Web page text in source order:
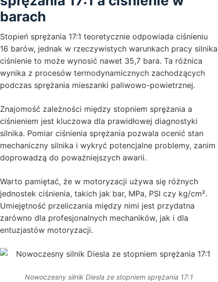
barach
Stopień sprężania 17:1 teoretycznie odpowiada ciśnieniu
16 barów, jednak w rzeczywistych warunkach pracy silnika
ciśnienie to może wynosić nawet 35,7 bara. Ta różnica
wynika z procesów termodynamicznych zachodzących
podczas sprężania mieszanki paliwowo-powietrznej.
Znajomość zależności między stopniem sprężania a
ciśnieniem jest kluczowa dla prawidłowej diagnostyki
silnika. Pomiar ciśnienia sprężania pozwala ocenić stan
mechaniczny silnika i wykryć potencjalne problemy, zanim
doprowadzą do poważniejszych awarii.
Warto pamiętać, że w motoryzacji używa się różnych
jednostek ciśnienia, takich jak bar, MPa, PSI czy kg/cm².
Umiejętność przeliczania między nimi jest przydatna
zarówno dla profesjonalnych mechaników, jak i dla
entuzjastów motoryzacji.
Nowoczesny silnik Diesla ze stopniem sprężania 17:1